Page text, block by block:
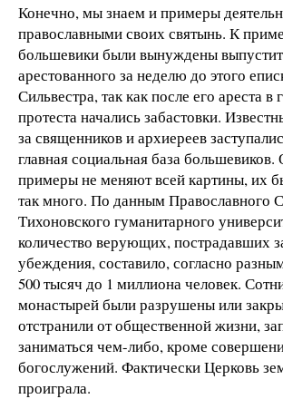
Конечно, мы знаем и примеры
православными своих святынь. К
большевики были вынуждены
арестованного за неделю до этого
Сильвестра, так как после его ареста в
протеста начались забастовки.
за священников и архиереев
главная социальная база большевиков.
примеры не меняют всей картины, их
так много. По данным Православного
Тихоновского гуманитарного
количество верующих, пострадавших
убеждения, составило, согласно
500 тысяч до 1 миллиона человек.
монастырей были разрушены или
отстранили от общественной жизни,
заниматься чем-либо, кроме
богослужений. Фактически Церковь
проиграла.